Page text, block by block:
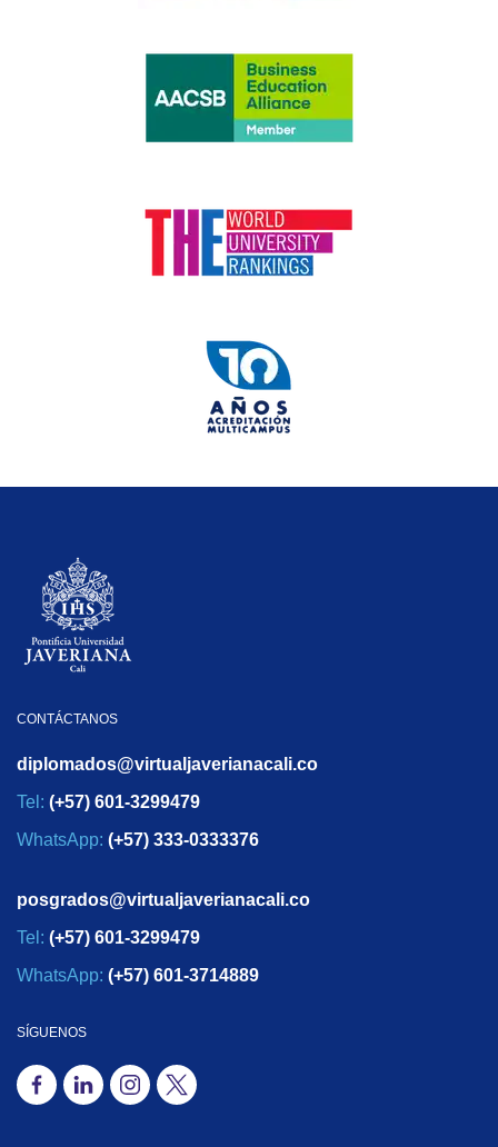
CONTÁCTANOS
diplomados@virtualjaverianacali.co
Tel: (+57) 601-3299479
WhatsApp: (+57) 333-0333376
posgrados@virtualjaverianacali.co
Tel: (+57) 601-3299479
WhatsApp: (+57) 601-3714889
SÍGUENOS